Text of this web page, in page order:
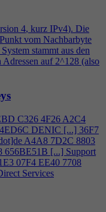
4, kurz IPv4). Die
vom Nachbarbyte
stammt aus den
auf 2^128 (also
C326 4F26 A2C4
DENIC [...] 36F7
A4A8 7D2C 8803
656BE51B [...] Support
07F4 EE40 7708
Services